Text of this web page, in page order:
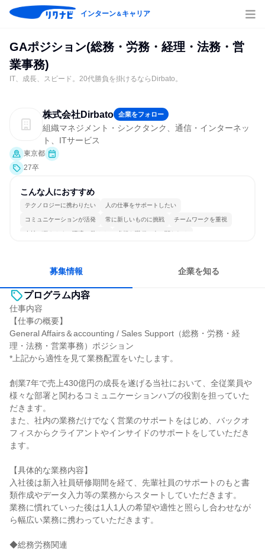
インターン＆キャリア
GAポジション(総務・労務・経理・法務・営
業事務)
IT、成長、スピード。20代勝負を掛けるならDirbato。
株式会社Dirbato 企業をフォロー
組織マネジメント・シンクタンク、通信・インターネッ
ト、ITサービス
東京都
27卒
こんな人におすすめ
テクノロジーに携わりたい 人の仕事をサポートしたい
コミュニケーションが活発 常に新しいものに挑戦 チームワークを重視
女性が働きやすい環境で働ける 多様な職種の人と関われる
募集情報 企業を知る
プログラム内容
仕事内容
【仕事の概要】
General Affairs＆accounting / Sales Support（総務・労務・経
理・法務・営業事務）ポジション
*上記から適性を見て業務配置をいたします。
創業7年で売上430億円の成⾧を遂げる当社において、全従業員や
様々な部署と関わるコミュニケーションハブの役割を担っていた
だきます。
また、社内の業務だけでなく営業のサポートをはじめ、バックオ
フィスからクライアントやインサイドのサポートをしていただき
ます。
【具体的な業務内容】
入社後は新入社員研修期間を経て、先輩社員のサポートのもと書
類作成やデータ入力等の業務からスタートしていただきます。
業務に慣れていった後は1人1人の希望や適性と照らし合わせなが
ら幅広い業務に携わっていただきます。
◆総務労務関連